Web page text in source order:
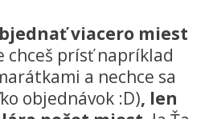
viacero miest
chceš prísť napríklad
a nechce sa
objednávok :D), len